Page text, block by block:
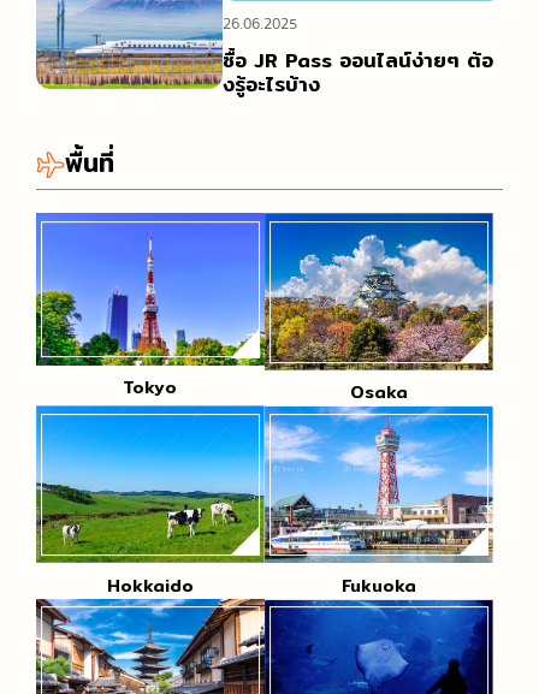
ซื้อ JR Pass ออนไลน์ง่ายๆ ต้อ
งรู้อะไรบ้าง
26.06.2025
พื้นที่
Tokyo Osaka
Hokkaido Fukuoka